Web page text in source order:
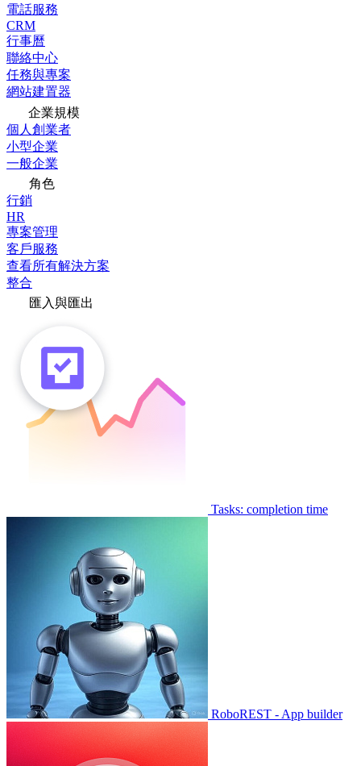
電話服務
CRM
行事曆
聯絡中心
任務與專案
網站建置器
企業規模
個人創業者
小型企業
一般企業
角色
行銷
HR
專案管理
客戶服務
查看所有解決方案
整合
匯入與匯出
Tasks: completion time
RoboREST - App builder